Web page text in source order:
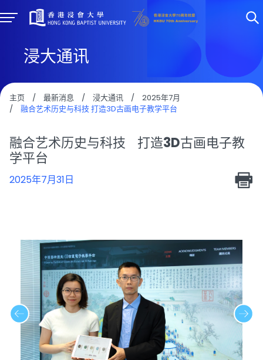
浸大通讯
主页 / 最新消息 / 浸大通讯 /
2025年7月
/
融合艺术历史与科技 打造3D古画电子教学平台
融合艺术历史与科技 打造3D古画电子教
学平台
2025年7月31日